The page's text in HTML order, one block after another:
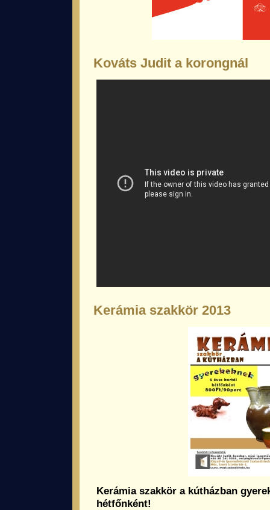
Kováts Judit a korongnál
Kerámia szakkör 2013
Kerámia szakkör a kútházban
hétfőnként!